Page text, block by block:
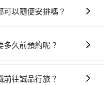
據自己的需求安排時間和
價格按錶計費，但若遇交
自行承擔風險，遇到狀況
以隨便安排嗎？
山區，行程都是可以依照
久前預約呢？
能享有更優惠的價格。所
往誠品行旅？